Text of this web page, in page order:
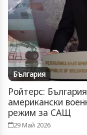
България
Ройтерс:
американски
режим за САЩ
29 Май 2026